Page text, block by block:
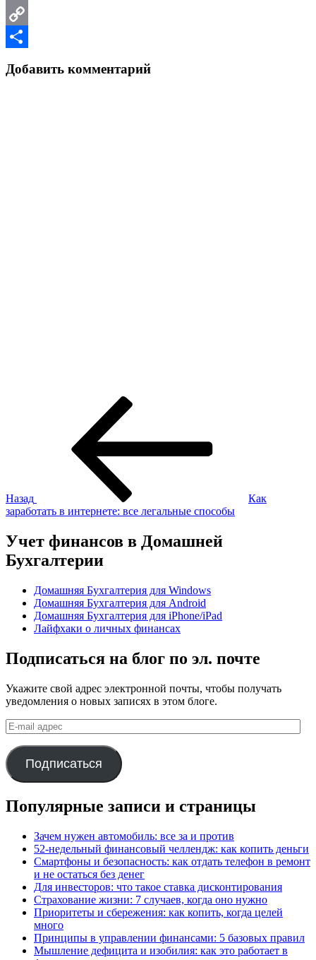
Email
Copy
Добавить комментарий
Назад
Как
заработать в интернете: все легальные способы
Учет финансов в Домашней
Бухгалтерии
Домашняя Бухгалтерия для Windows
Домашняя Бухгалтерия для Android
Домашняя Бухгалтерия для iPhone/iPad
Лайфхаки о личных финансах
Подписаться на блог по эл. почте
Укажите свой адрес электронной почты, чтобы получать
уведомления о новых записях в этом блоге.
E-
mail
адрес
Подписаться
Популярные записи и страницы
Зачем нужен автомобиль: все за и против
52-недельный финансовый челлендж: как копить деньги
Смартфоны и безопасность: как отдать телефон в ремонт
и не остаться без денег
Для инвесторов: что такое ставка дисконтирования
Страхование жизни: 7 случаев, когда оно нужно
Приоритеты и сбережения: как копить, когда целей
много
Принципы в управлении финансами: 5 базовых правил
Мышление дефицита и изобилия: как это работает в